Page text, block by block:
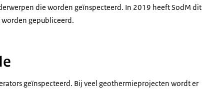
die worden geïnspecteerd. In 2019 heeft SodM dit
gepubliceerd.
geïnspecteerd. Bij veel geothermieprojecten wordt er